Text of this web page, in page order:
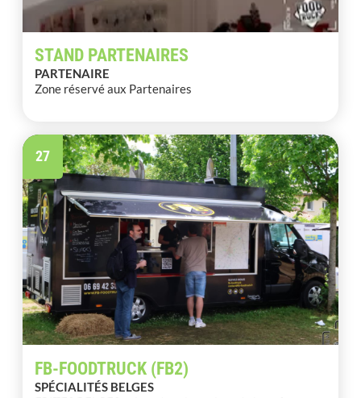
STAND PARTENAIRES
PARTENAIRE
Zone réservé aux Partenaires
27
FB-FOODTRUCK (FB2)
SPÉCIALITÉS BELGES